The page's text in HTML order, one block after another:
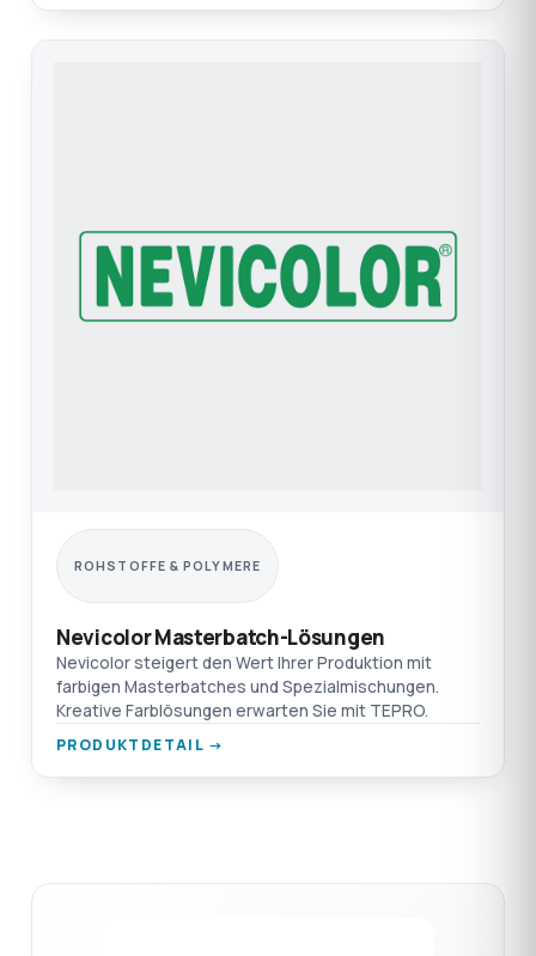
ROHSTOFFE & POLYMERE
Nevicolor Masterbatch-Lösungen
Nevicolor steigert den Wert Ihrer Produktion mit
farbigen Masterbatches und Spezialmischungen.
Kreative Farblösungen erwarten Sie mit TEPRO.
PRODUKTDETAIL →